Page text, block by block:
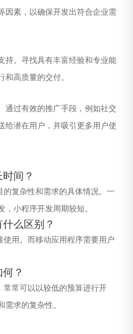
因素，以确保开发出符合企业需
持。寻找具有丰富经验和专业能
高质量的交付。
通过有效的推广手段，例如社交
给潜在用户，并吸引更多用户使
间？
复杂性和需求的具体情况。一
小程序开发周期较短。
么区别？
用。而移动应用程序需要用户
？
常常可以以较低的预算进行开
求的复杂性。